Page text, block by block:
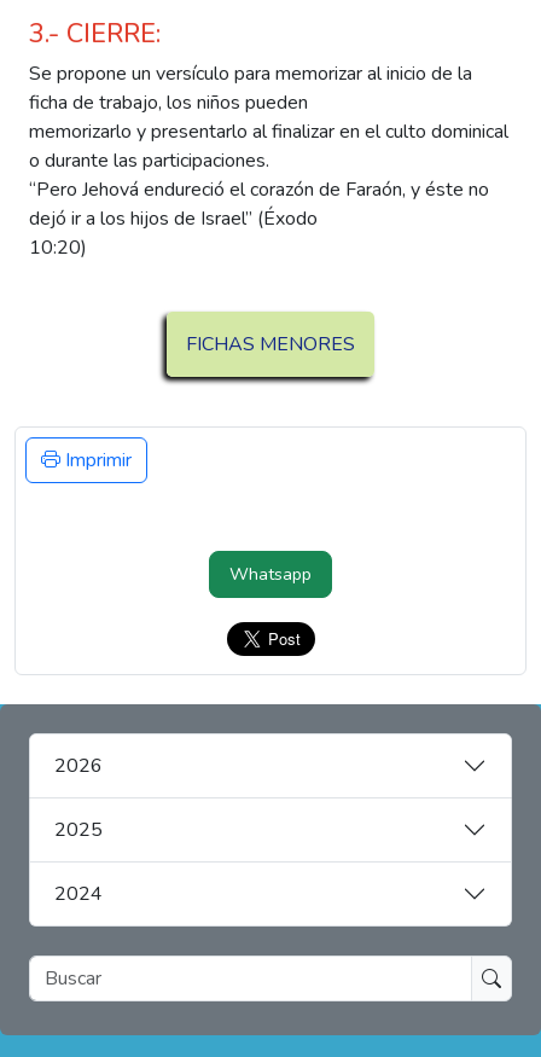
3.- CIERRE:
Se propone un versículo para memorizar al inicio de la
ficha de trabajo, los niños pueden
memorizarlo y presentarlo al finalizar en el culto dominical
o durante las participaciones.
“Pero Jehová endureció el corazón de Faraón, y éste no
dejó ir a los hijos de Israel” (Éxodo
10:20)
FICHAS MENORES
Imprimir
Whatsapp
2026
2025
2024